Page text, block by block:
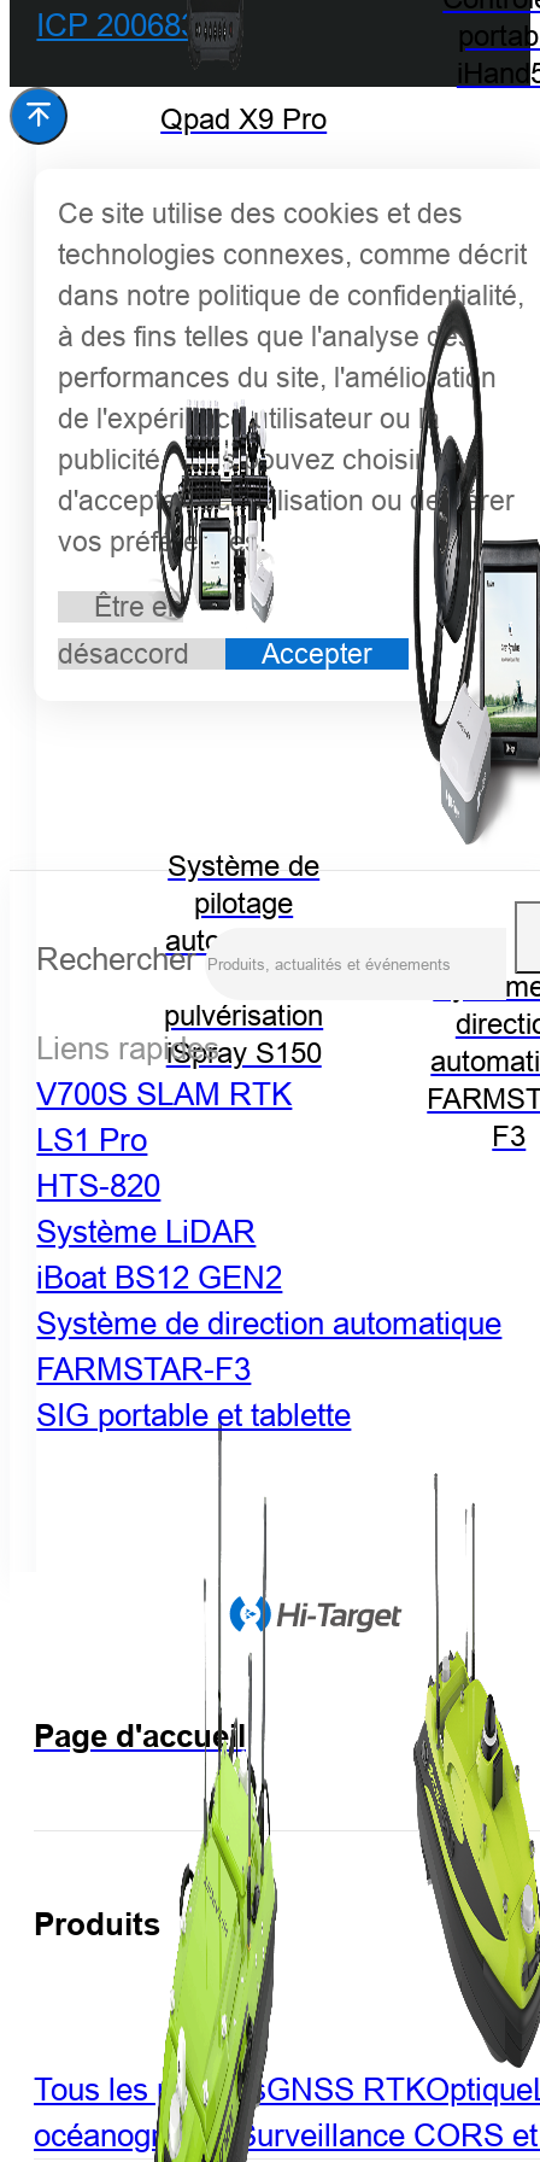
Qpad X9 Pro
Système de
pilotage
automatique
de
pulvérisation
iSpray S150
F3
ICP 20068342
Ce site utilise des cookies et des
technologies connexes, comme décrit
dans notre politique de confidentialité,
à des fins telles que l'analyse des
performances du site, l'amélioration
de l'expérience utilisateur ou la
publicité. Vous pouvez choisir
d'accepter leur utilisation ou de gérer
vos préférences.
Être en
désaccord
Accepter
Rechercher
Liens rapides
V700S SLAM RTK
LS1 Pro
HTS-820
Système LiDAR
iBoat BS12 GEN2
Système de direction automatique
FARMSTAR-F3
SIG portable et tablette
Page d'accueil
Produits
Tous les produitsGNSS RTKOptique
océanographieSurveillance CORS